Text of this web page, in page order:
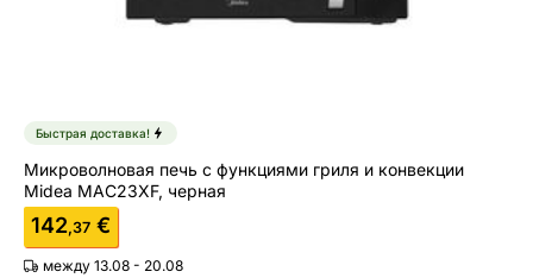
Быстрая доставка!
Микроволновая печь с функциями гриля и конвекции
Midea MAC23XF, черная
142,37 €
между 13.08 - 20.08